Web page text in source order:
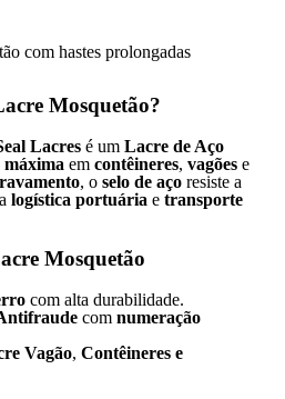
Mosquetão?
Lacres é um Lacre de Aço
máxima em contêineres, vagões e
, o selo de aço resiste a
logística portuária e transporte
Mosquetão
com alta durabilidade.
com numeração
Vagão, Contêineres e